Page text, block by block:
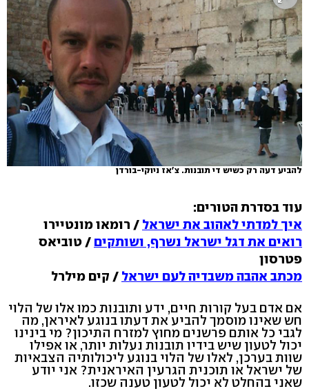
להביע דעה רק כשיש די תובנות. צ'אז ניוקי-בורדן
עוד בסדרת הטורים:
איך למדתי לאהוב את ישראל / רומאו מונטיירו
רואים את דגל ישראל נשרף, ושותקים / טוביאס
פטרסון
מכתב אהבה משבדיה לעם ישראל / קים מילרל
אם אדם בעל קורות חיים, ידע ותובנות כמו אלו של הלוי
חש שאינו מוסמך להביע את דעתו בנוגע לאיראן, מה
לגבי כל אותם פרשנים מחוץ למזרח התיכון? מי בינינו
יכול לטעון שיש בידיו תובנות נעלות יותר, או אפילו
שוות בערכן, לאלו של הלוי בנוגע ליכולותיה הצבאיות
של ישראל או תוכנית הגרעין האיראנית? אני יודע
שאני בהחלט לא יכול לטעון טענה שכזו.